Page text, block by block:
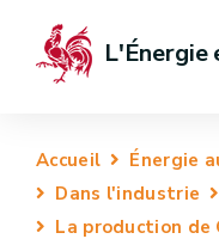
L'Énergie
Accueil
Énergie
Dans l'industrie
La production de